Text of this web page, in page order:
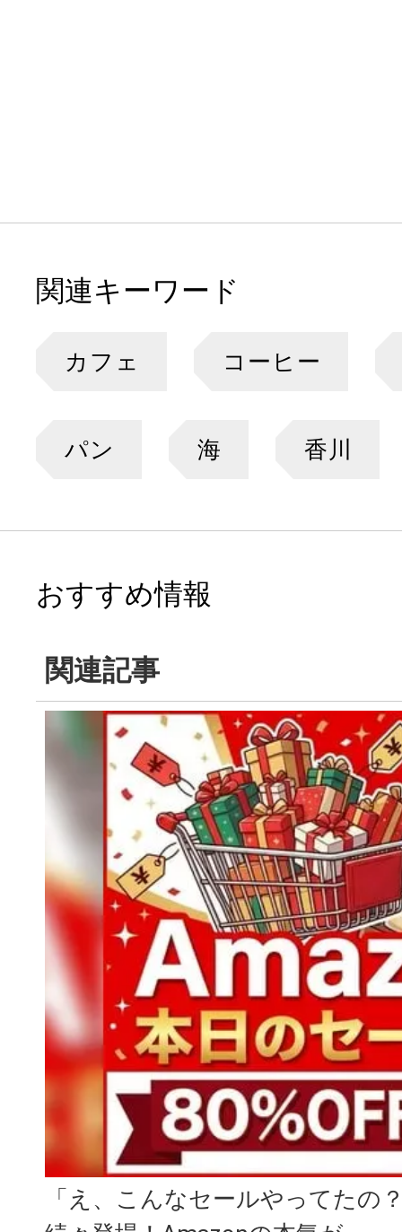
関連キーワード
カフェ コーヒー
パン 海 香川
おすすめ情報
関連記事
「え、こんなセールやってたの